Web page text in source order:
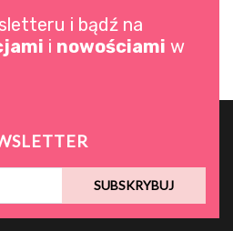
i bądź na
i nowościami w
SUBSKRYBUJ